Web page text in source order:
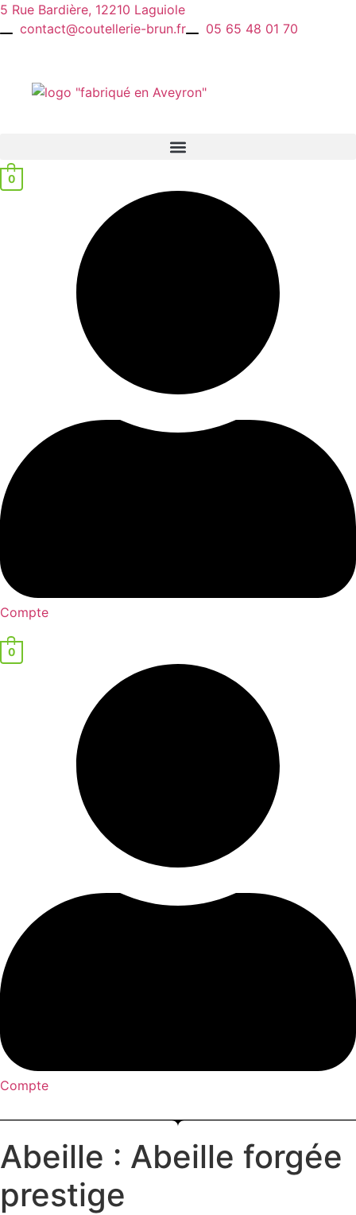
Aller
5 Rue Bardière, 12210 Laguiole
contact@coutellerie-brun.fr
05 65 48 01 70
0
Compte
0
Compte
Abeille : Abeille forgée
prestige